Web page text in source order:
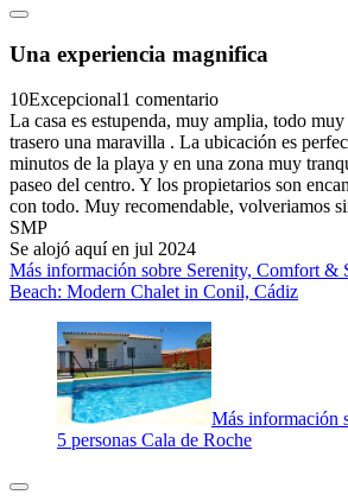
Una experiencia magnifica
10Excepcional1 comentario
La casa es estupenda, muy amplia, todo
trasero una maravilla . La ubicación es
minutos de la playa y en una zona muy
paseo del centro. Y los propietarios son
con todo. Muy recomendable, volveriamos
SMP
Se alojó aquí en jul 2024
Más información sobre Serenity, Comfort &
Beach: Modern Chalet in Conil, Cádiz
Más información
5 personas Cala de Roche